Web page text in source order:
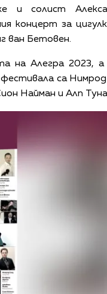
и солист
концерт за
ван Бетовен.
на Алегра 2023, а
са Нимрод
Найман и Алп